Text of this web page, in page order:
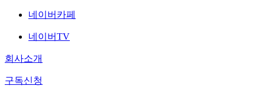
네이버카페
네이버TV
회사소개
구독신청